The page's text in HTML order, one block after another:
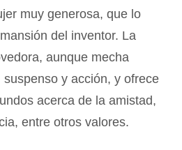
muy generosa, que lo
del inventor. La
aunque mecha
y acción, y ofrece
acerca de la amistad,
entre otros valores.